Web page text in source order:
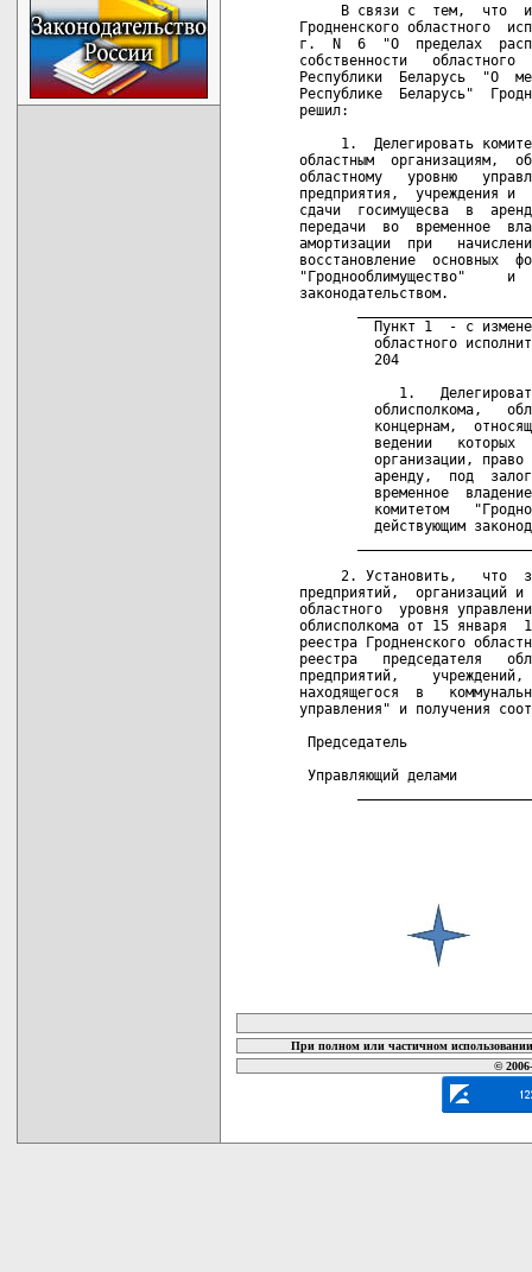
В связи с  тем,  что
Гродненского областного
г.  N  6  "О  пределах
собственности
Республики  Беларусь  "О
Республике  Беларусь"
решил:
1.  Делегировать
областным  организациям,
областному   уровню
предприятия,  учреждения и
сдачи  госимущесва  в
передачи  во  временное
амортизации  при
восстановление  основных
"Гроднооблимущество"
законодательством.
Пункт 1  - с
областного
         204
1.
облисполкома,
концернам,
ведении   которых
организации, право
аренду,  под
временное
комитетом
действующим
2. Установить,   что
предприятий,  организаций
областного  уровня
облисполкома от 15 января
реестра Гродненского
реестра   председателя
предприятий,
находящегося  в
управления" и получения
Председатель
Управляющий делами
При полном или частичном
©